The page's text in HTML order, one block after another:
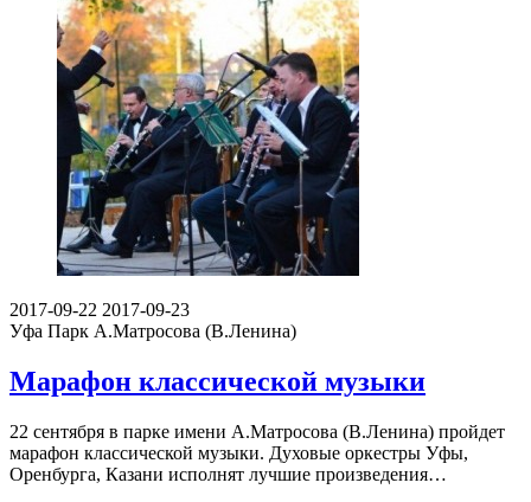
2017-09-22 2017-09-23
Уфа Парк А.Матросова (В.Ленина)
Марафон классической музыки
22 сентября в парке имени А.Матросова (В.Ленина) пройдет
марафон классической музыки. Духовые оркестры Уфы,
Оренбурга, Казани исполнят лучшие произведения…